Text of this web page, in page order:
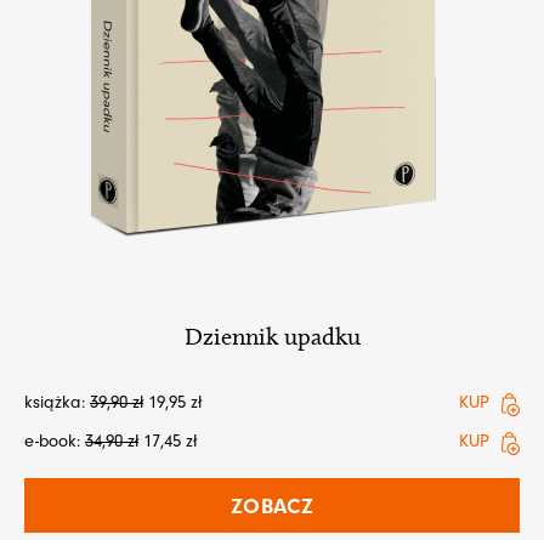
Dziennik upadku
książka: 39,90zł 19,95 zł
KUP
e-book: 34,90zł 17,45 zł KUP
ZOBACZ